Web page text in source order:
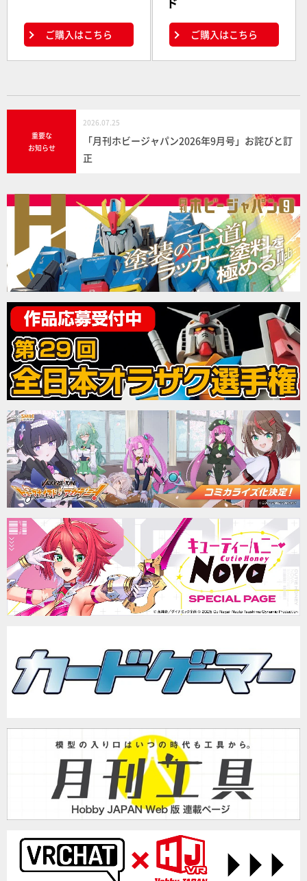
ご購入はこちら ご購入はこちら
重要な
お知らせ
2026.07.25
「月刊ホビージャパン2026年9月号」お詫びと訂
正